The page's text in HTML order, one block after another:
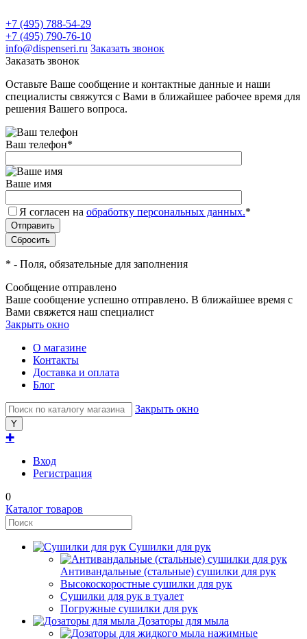
+7 (495) 788-54-29
+7 (495) 790-76-10
info@dispenseri.ru Заказать звонок
Заказать звонок
Оставьте Ваше сообщение и контактные данные и наши
специалисты свяжутся с Вами в ближайшее рабочее время для
решения Вашего вопроса.
Ваш телефон*
Ваше имя
Я согласен на обработку персональных данных.*
* - Поля, обязательные для заполнения
Сообщение отправлено
Ваше сообщение успешно отправлено. В ближайшее время с
Вами свяжется наш специалист
Закрыть окно
О магазине
Контакты
Доставка и оплата
Блог
Закрыть окно
✚
Вход
Регистрация
0
Каталог товаров
Сушилки для рук
Антивандальные (стальные) сушилки для рук
Высокоскоростные сушилки для рук
Сушилки для рук в туалет
Погружные сушилки для рук
Дозаторы для мыла